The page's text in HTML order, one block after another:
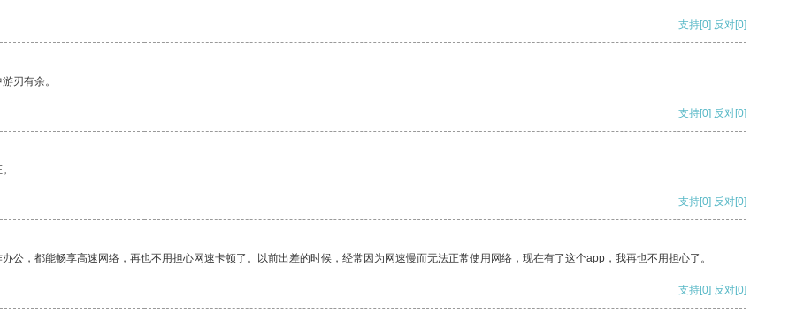
支持[0] 反对[0]
刃有余。
支持[0] 反对[0]
支持[0] 反对[0]
公，都能畅享高速网络，再也不用担心网速卡顿了。以前出差的时候，经常因为网速慢而无法正常使用网络，现在有了这个app，我再也不用担心了。
支持[0] 反对[0]